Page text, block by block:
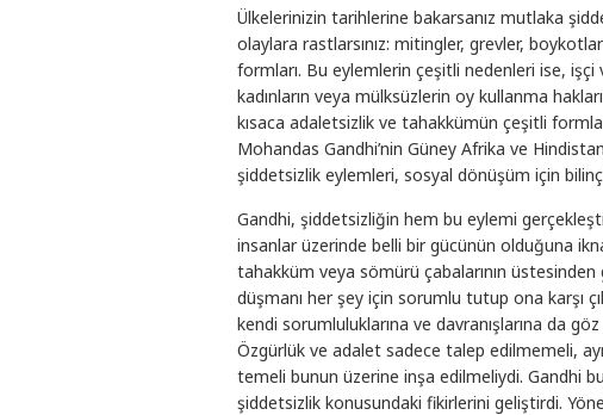
Ülkelerinizin tarihlerine bakarsanız mutlaka
olaylara rastlarsınız: mitingler, grevler,
formları. Bu eylemlerin çeşitli nedenleri ise,
kadınların veya mülksüzlerin oy kullanma
kısaca adaletsizlik ve tahakkümün çeşitli
Mohandas Gandhi’nin Güney Afrika ve
şiddetsizlik eylemleri, sosyal dönüşüm için
Gandhi, şiddetsizliğin hem bu eylemi
insanlar üzerinde belli bir gücünün olduğuna
tahakküm veya sömürü çabalarının
düşmanı her şey için sorumlu tutup ona karşı
kendi sorumluluklarına ve davranışlarına da
Özgürlük ve adalet sadece talep edilmemeli,
temeli bunun üzerine inşa edilmeliydi. Gandhi
şiddetsizlik konusundaki fikirlerini geliştirdi.